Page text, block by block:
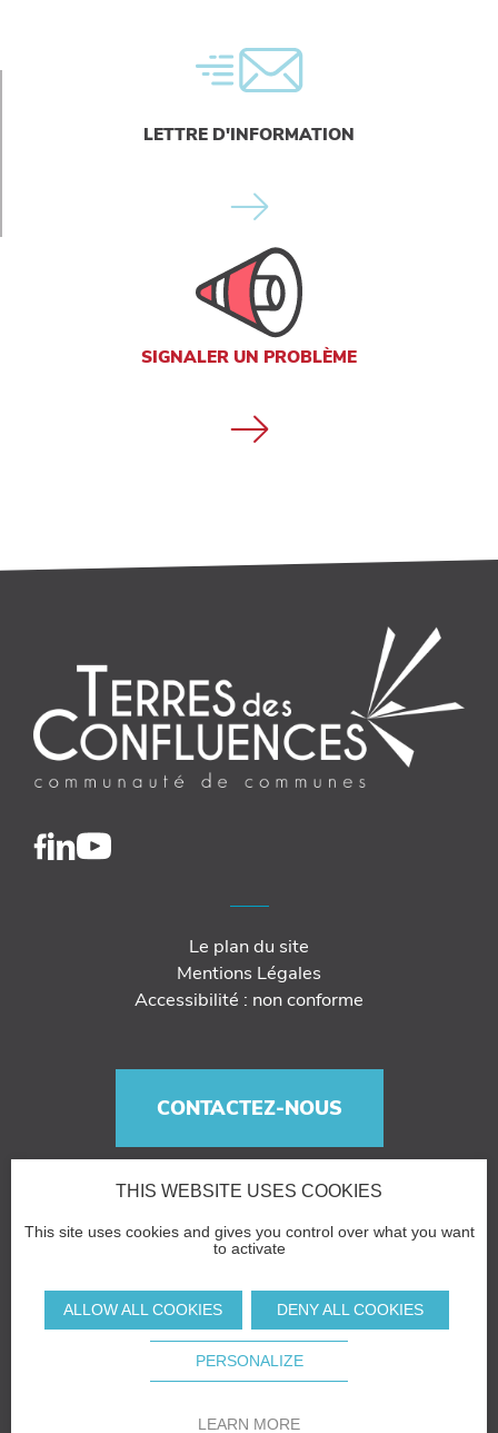
LETTRE D'INFORMATION
SIGNALER UN PROBLÈME
Le plan du site
Mentions Légales
Accessibilité : non conforme
CONTACTEZ-NOUS
THIS WEBSITE USES COOKIES
This site uses cookies and gives you control over what you want
to activate
ALLOW ALL COOKIES DENY ALL COOKIES
PERSONALIZE
LEARN MORE